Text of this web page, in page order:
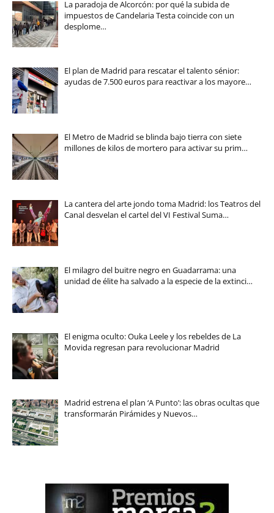
La paradoja de Alcorcón: por qué la subida de
impuestos de Candelaria Testa coincide con un
desplome…
El plan de Madrid para rescatar el talento sénior:
ayudas de 7.500 euros para reactivar a los mayore…
El Metro de Madrid se blinda bajo tierra con siete
millones de kilos de mortero para activar su prim…
La cantera del arte jondo toma Madrid: los Teatros del
Canal desvelan el cartel del VI Festival Suma…
El milagro del buitre negro en Guadarrama: una
unidad de élite ha salvado a la especie de la extinci…
El enigma oculto: Ouka Leele y los rebeldes de La
Movida regresan para revolucionar Madrid
Madrid estrena el plan ‘A Punto’: las obras ocultas que
transformarán Pirámides y Nuevos…